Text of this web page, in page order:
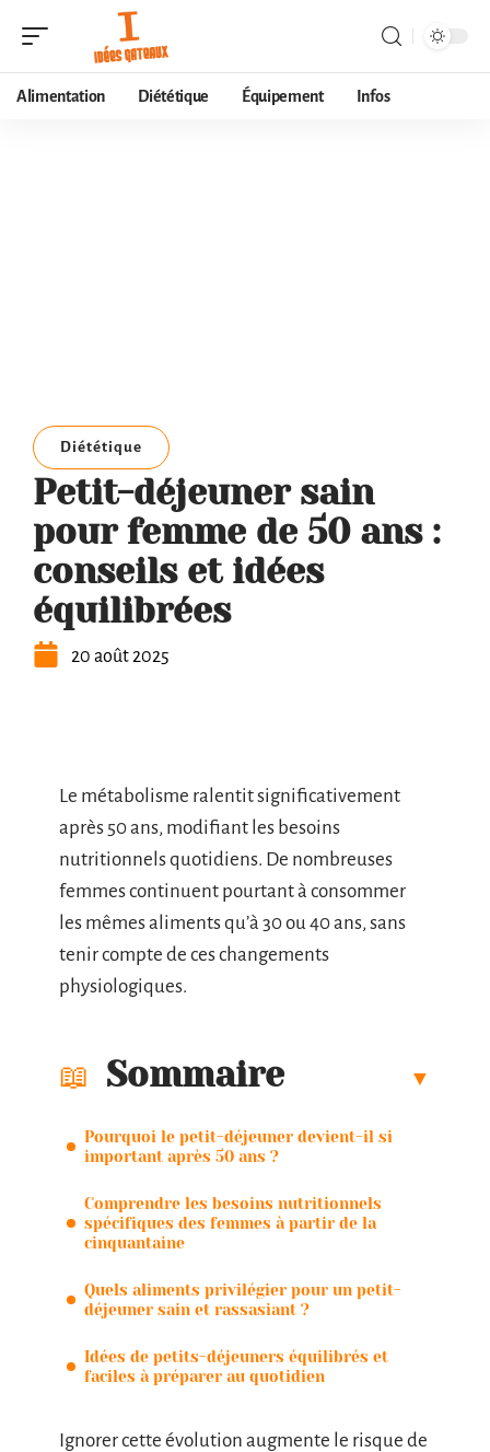
Alimentation Diététique Équipement Infos
Diététique
Petit-déjeuner sain
pour femme de 50 ans :
conseils et idées
équilibrées
20 août 2025
Le métabolisme ralentit significativement
après 50 ans, modifiant les besoins
nutritionnels quotidiens. De nombreuses
femmes continuent pourtant à consommer
les mêmes aliments qu’à 30 ou 40 ans, sans
tenir compte de ces changements
physiologiques.
Sommaire
Pourquoi le petit-déjeuner devient-il si
important après 50 ans ?
Comprendre les besoins nutritionnels
spécifiques des femmes à partir de la
cinquantaine
Quels aliments privilégier pour un petit-
déjeuner sain et rassasiant ?
Idées de petits-déjeuners équilibrés et
faciles à préparer au quotidien
Ignorer cette évolution augmente le risque de